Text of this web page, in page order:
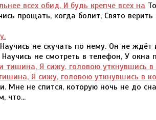
всех обид, И будь крепче всех на
прощать, когда болит, Свято
Научись не скучать по нему. Он не
не смотреть в телефон, У окна
Я сижу, головою уткнувшись в
Мне не спится, которую ночь не до
что...